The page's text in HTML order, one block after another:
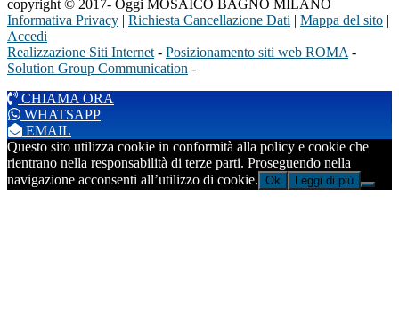
copyright © 2017- Oggi MOSAICO BAGNO MILANO
Informativa Privacy | Richiesta Cancellazione Dati | Mappa del sito |
Accedi
Realizzazione Siti Internet - Posizionamento siti web ROMA -
Solution Group Communication -
CHIAMA ORA
WHATSAPP
EMAIL
Questo sito utilizza cookie in conformità alla policy e cookie che
rientrano nella responsabilità di terze parti. Proseguendo nella
navigazione acconsenti all’utilizzo di cookie. Ok Leggi di più